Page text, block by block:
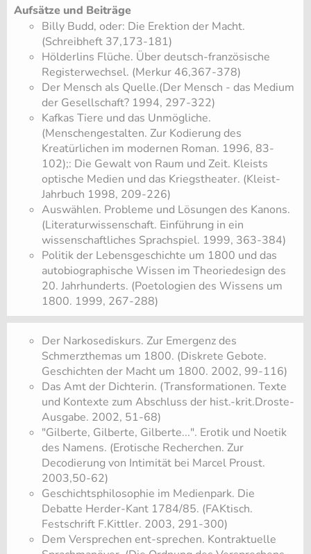
Aufsätze und Beiträge
Billy Budd, oder: Die Erektion der Macht.
(Schreibheft 37,173-181)
Hölderlins Flüche. Über deutsch-französische
Registerwechsel. (Merkur 46,367-378)
Der Mensch als Quelle.(Der Mensch - das Medium
der Gesellschaft? 1994, 297-322)
Kafkas Tiere und das Unmögliche.
(Menschengestalten. Zur Kodierung des
Kreatürlichen im modernen Roman. 1996, 83-
102);: Die Gewalt von Raum und Zeit. Kleists
optische Medien und das Kriegstheater. (Kleist-
Jahrbuch 1998, 209-226)
Auswählen. Probleme und Lösungen des Kanons.
(Literaturwissenschaft. Einführung in ein
wissenschaftliches Sprachspiel. 1999, 363-384)
Politik der Lebensgeschichte um 1800 und das
autobiographische Wissen im Theoriedesign des
20. Jahrhunderts. (Poetologien des Wissens um
1800. 1999, 267-288)
Der Narkosediskurs. Zur Emergenz des
Schmerzthemas um 1800. (Diskrete Gebote.
Geschichten der Macht um 1800. 2002, 99-116)
Das Amt der Dichterin. (Transformationen. Texte
und Kontexte zum Abschluss der hist.-krit.Droste-
Ausgabe. 2002, 51-68)
"Gilberte, Gilberte, Gilberte...". Erotik und Noetik
des Namens. (Erotische Recherchen. Zur
Decodierung von Intimität bei Marcel Proust.
2003,50-62)
Geschichtsphilosophie im Medienpark. Die
Debatte Herder-Kant 1784/85. (FAKtisch.
Festschrift F.Kittler. 2003, 291-300)
Dem Versprechen ent-sprechen. Kontraktuelle